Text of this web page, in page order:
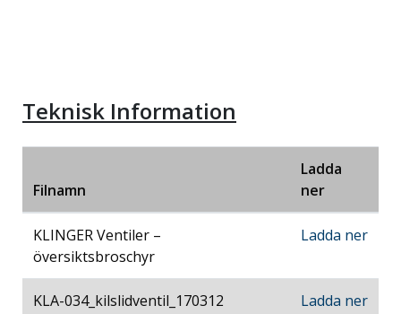
Teknisk Information
Filnamn
Ladda
ner
KLINGER Ventiler –
översiktsbroschyr
Ladda ner
KLA-034_kilslidventil_170312 Ladda ner